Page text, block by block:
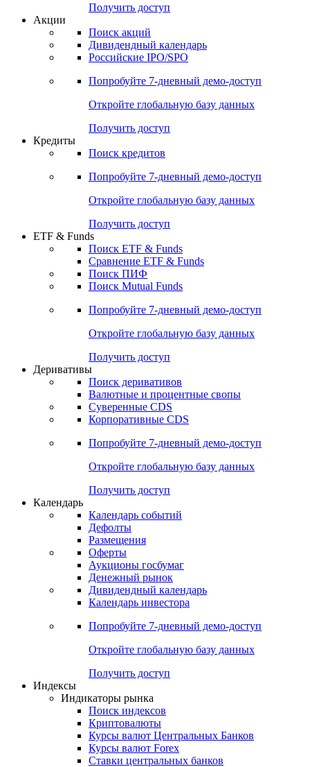
Получить доступ
Акции
Поиск акций
Дивидендный календарь
Российские IPO/SPO
Попробуйте 7-дневный демо-доступ
Откройте глобальную базу данных
Получить доступ
Кредиты
Поиск кредитов
Попробуйте 7-дневный демо-доступ
Откройте глобальную базу данных
Получить доступ
ETF & Funds
Поиск ETF & Funds
Сравнение ETF & Funds
Поиск ПИФ
Поиск Mutual Funds
Попробуйте 7-дневный демо-доступ
Откройте глобальную базу данных
Получить доступ
Деривативы
Поиск деривативов
Валютные и процентные свопы
Суверенные CDS
Корпоративные CDS
Попробуйте 7-дневный демо-доступ
Откройте глобальную базу данных
Получить доступ
Календарь
Календарь событий
Дефолты
Размещения
Оферты
Аукционы госбумаг
Денежный рынок
Дивидендный календарь
Календарь инвестора
Попробуйте 7-дневный демо-доступ
Откройте глобальную базу данных
Получить доступ
Индексы
Индикаторы рынка
Поиск индексов
Криптовалюты
Курсы валют Центральных Банков
Курсы валют Forex
Ставки центральных банков